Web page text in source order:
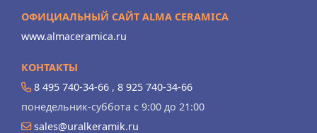
ОФИЦИАЛЬНЫЙ САЙТ ALMA CERAMICA
www.almaceramica.ru
КОНТАКТЫ
8 495 740-34-66 , 8 925 740-34-66
понедельник-суббота с 9:00 до 21:00
sales@uralkeramik.ru